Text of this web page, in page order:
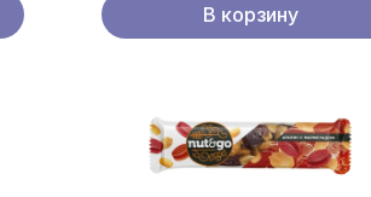
В корзину